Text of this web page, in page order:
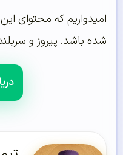
امیدواریم که محتوای
شده باشد. پیروز و